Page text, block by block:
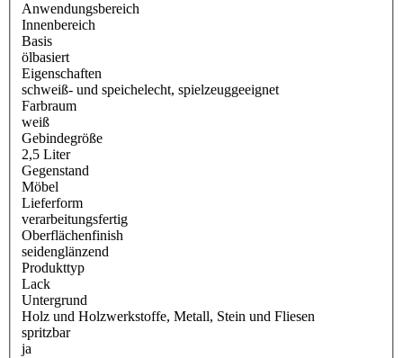
Anwendungsbereich
Innenbereich
Basis
ölbasiert
Eigenschaften
schweiß- und speichelecht, spielzeuggeeignet
Farbraum
weiß
Gebindegröße
2,5 Liter
Gegenstand
Möbel
Lieferform
verarbeitungsfertig
Oberflächenfinish
seidenglänzend
Produkttyp
Lack
Untergrund
Holz und Holzwerkstoffe, Metall, Stein und Fliesen
spritzbar
ja